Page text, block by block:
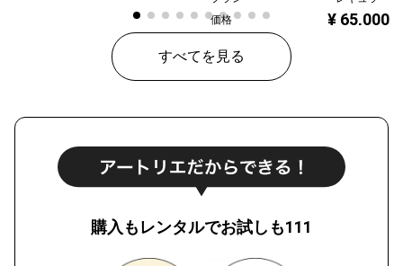
価格
¥ 65,000
すべてを見る
購入もレンタルでお試しも111